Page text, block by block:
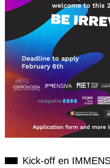
Kick-off en